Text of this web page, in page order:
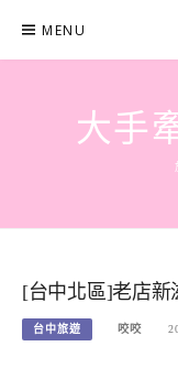
content
MENU
大手
[台中北區]老店新
台中旅遊 咬咬